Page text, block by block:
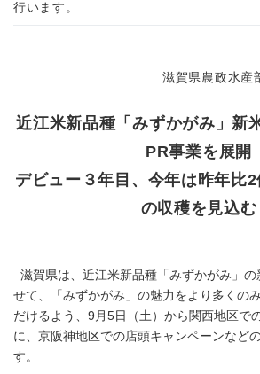
行います。
滋賀県農政水産
近江米新品種「みずかがみ」新
PR事業を展開
デビュー３年目、今年は昨年比
の収穫を見込む
滋賀県は、近江米新品種「みずかがみ」
せて、「みずかがみ」の魅力をより多くの
だけるよう、9月5日（土）から関西地区で
に、京阪神地区での店頭キャンペーンなど
す。